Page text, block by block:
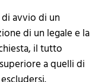
avvio di un
di un legale e la
il tutto
a quelli di